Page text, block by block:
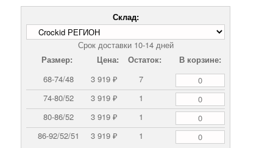
Склад:
Срок доставки 10-14 дней
Размер:
Цена: Остаток:
В корзине:
68-74/48
3 919 ₽
7
74-80/52
3 919 ₽
1
80-86/52
3 919 ₽
1
86-92/52/51
3 919 ₽ 1